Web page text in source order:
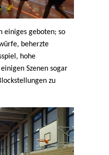
einiges geboten; so
beherzte
hohe
Szenen sogar
zu